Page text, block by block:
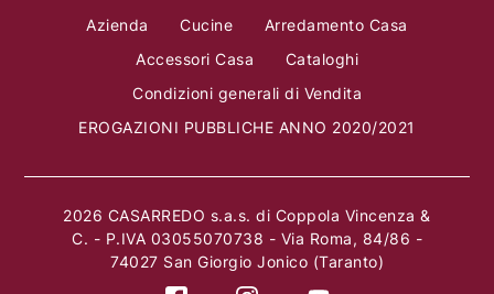
Azienda Cucine
Arredamento Casa
Accessori Casa
Cataloghi
Condizioni generali di Vendita
EROGAZIONI PUBBLICHE ANNO 2020/2021
2026 CASARREDO s.a.s. di Coppola Vincenza &
C. - P.IVA 03055070738 - Via Roma, 84/86 -
74027 San Giorgio Jonico (Taranto)